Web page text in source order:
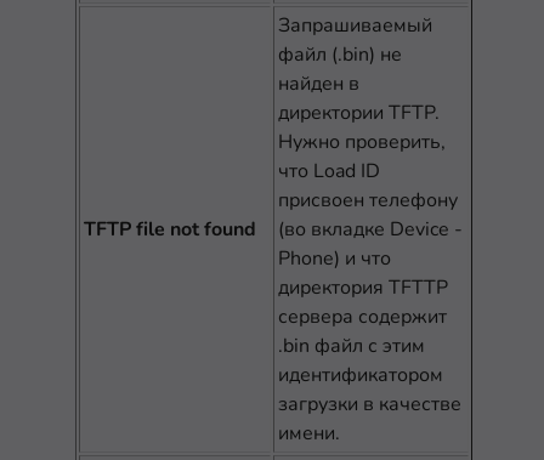
TFTP file not found
Запрашиваемый
файл (.bin) не
найден в
директории TFTP.
Нужно проверить,
что Load ID
присвоен телефону
(во вкладке Device -
Phone) и что
директория TFTTP
сервера содержит
.bin файл с этим
идентификатором
загрузки в качестве
имени.